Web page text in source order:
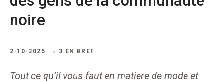
noire
2-10-2025 3 EN BREF
Tout ce qu’il vous faut en matière de mode et